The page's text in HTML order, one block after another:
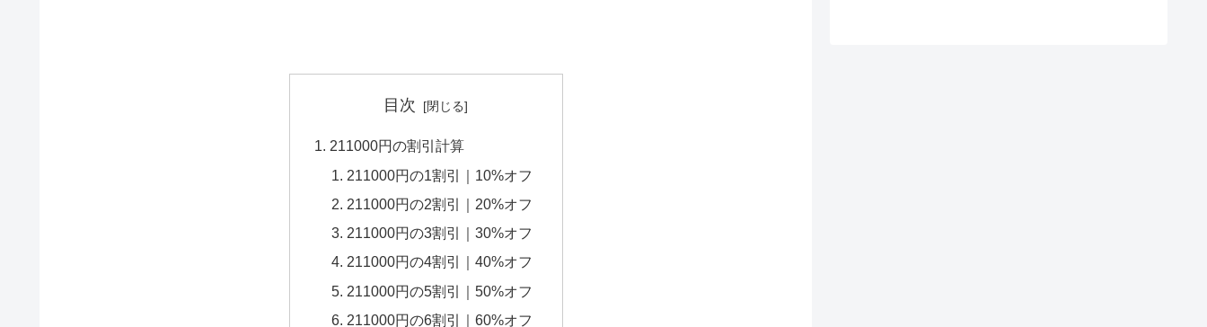
目次
211000円の割引計算
211000円の1割引｜10%オフ
211000円の2割引｜20%オフ
211000円の3割引｜30%オフ
211000円の4割引｜40%オフ
211000円の5割引｜50%オフ
211000円の6割引｜60%オフ